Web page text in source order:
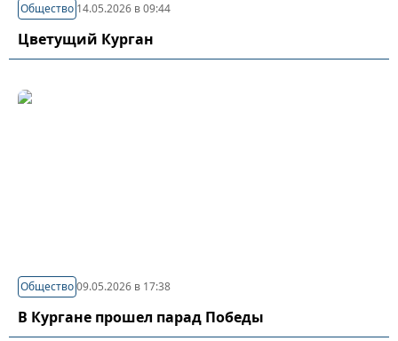
Общество 14.05.2026 в 09:44
Цветущий Курган
Общество09.05.2026 в 17:38
В Кургане прошел парад Победы